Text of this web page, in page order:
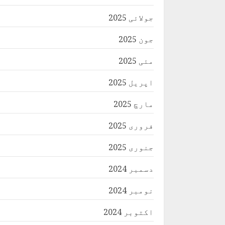
جولائی 2025
جون 2025
مئی 2025
اپریل 2025
مارچ 2025
فروری 2025
جنوری 2025
دسمبر 2024
نومبر 2024
اکتوبر 2024